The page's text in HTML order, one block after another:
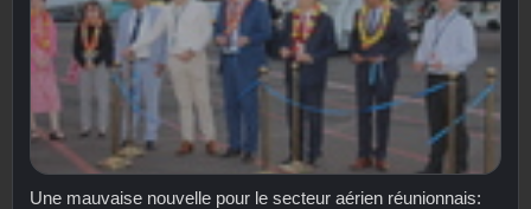
Une mauvaise nouvelle pour le secteur aérien réunionnais: